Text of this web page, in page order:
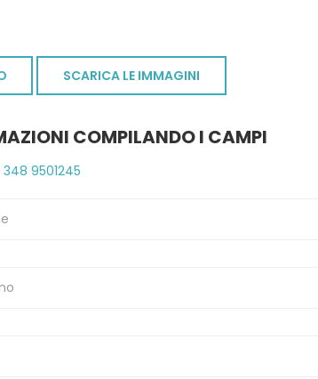
SCARICA LE IMMAGINI
COMPILANDO I CAMPI
348 9501245